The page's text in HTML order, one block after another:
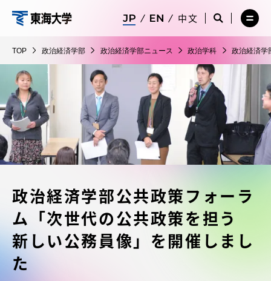
ス
キ
ッ
プ
治
経
済
学
部
中文
サ
検
索
を
開
サ
イ
索
を
閉
じ
る
メ
ー
を
TOP 政治経済学部 政治経済学部ニュース 政治学科 政治経済学
政治経済学部公共政策フォーラ
ム「次世代の公共政策を担う
新しい公務員像」を開催しまし
た
メ
ニ
を
閉
じ
る
在学生・保護者向けポータル（TIPS）
受験・入学案内
教員・研究者ガイド
大学の概要
教育・研究
受験・入学案内